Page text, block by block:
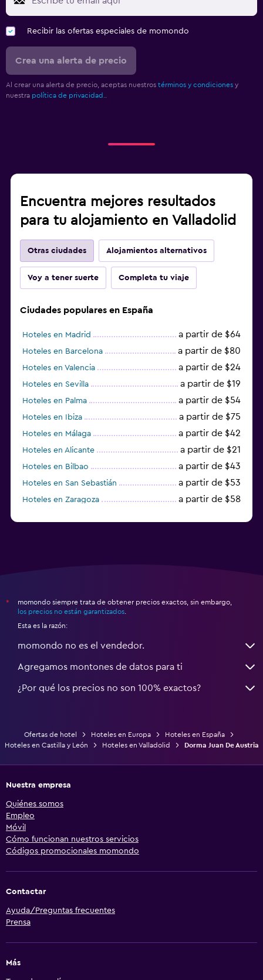
Recibir las ofertas especiales de momondo
Crea una alerta de precio
Al crear una alerta de precio, aceptas nuestros términos y condiciones y
nuestra política de privacidad.
Encuentra mejores resultados
para tu alojamiento en Valladolid
Otras ciudades Alojamientos alternativos
Voy a tener suerte Completa tu viaje
Ciudades populares en España
Hoteles en Madrid a partir de $64
Hoteles en Barcelona a partir de $80
Hoteles en Valencia a partir de $24
Hoteles en Sevilla a partir de $19
Hoteles en Palma a partir de $54
Hoteles en Ibiza a partir de $75
Hoteles en Málaga a partir de $42
Hoteles en Alicante a partir de $21
Hoteles en Bilbao a partir de $43
Hoteles en San Sebastián a partir de $53
Hoteles en Zaragoza a partir de $58
*
momondo siempre trata de obtener precios exactos, sin embargo,
los precios no están garantizados
Esta es la razón:
momondo no es el vendedor.
Agregamos montones de datos para ti
¿Por qué los precios no son 100% exactos?
Ofertas de hotel Hoteles en Europa
Hoteles en España
Hoteles en Castilla y León
Hoteles en Valladolid Dorma Juan De Austria
Nuestra empresa
Quiénes somos
Empleo
Móvil
Cómo funcionan nuestros servicios
Códigos promocionales momondo
Contactar
Ayuda/Preguntas frecuentes
Prensa
Más